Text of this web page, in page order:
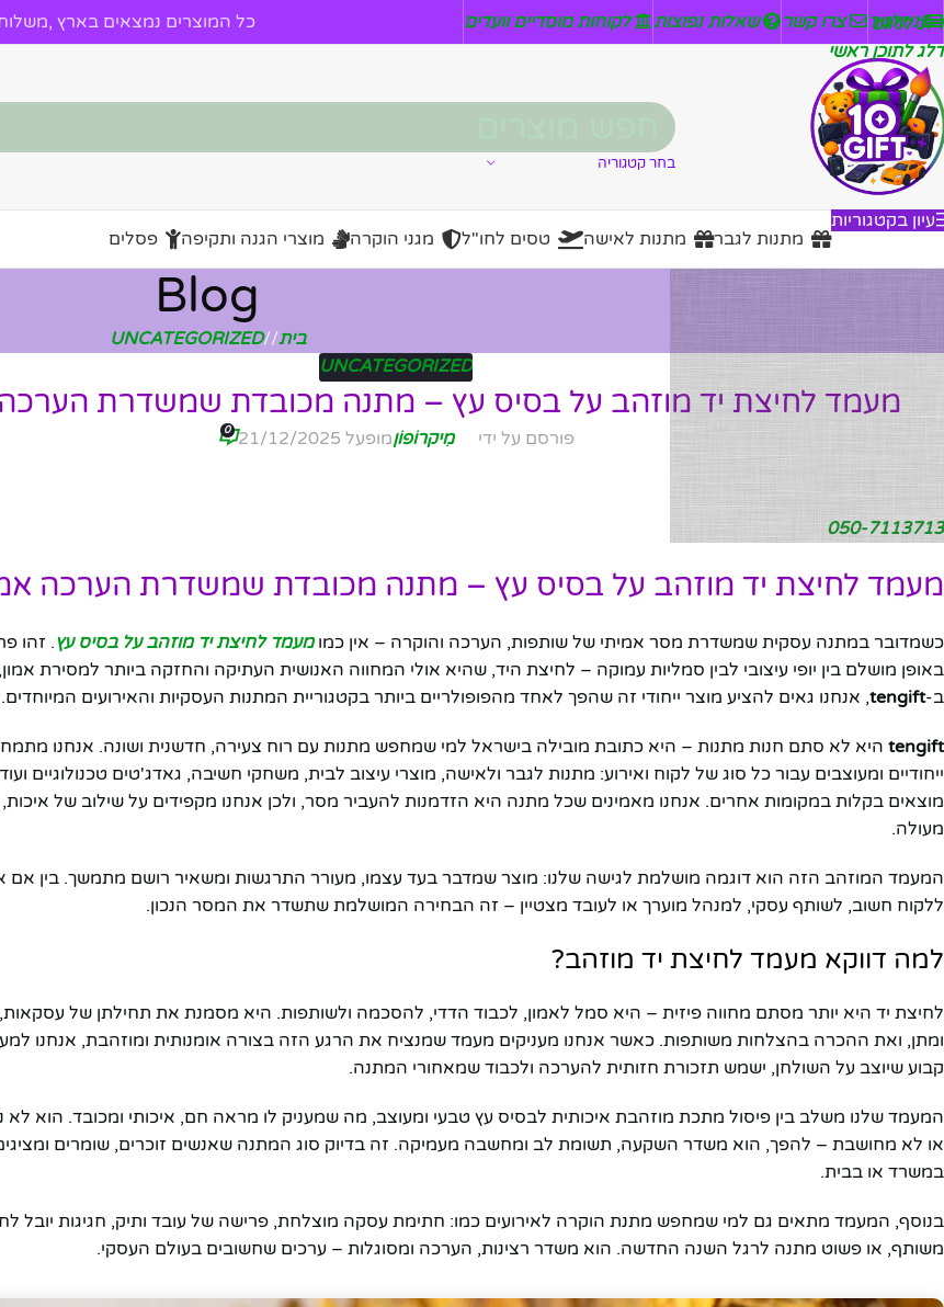
דלג לניווט
דלג לתוכן ראשי
ניזלטר צרו קשר שאלות נפוצות לקוחות מוסדיים וועדים כל המוצרים נמצאים בארץ
בחר קטגוריה
עיון בקטגוריות
מתנות לגבר
מתנות לאישה טסים לחו"ל מגני הוקרה מוצרי הגנה ותקיפה פסלים
Blog
בית/
UNCATEGORIZED
UNCATEGORIZED
מעמד לחיצת יד מוזהב על בסיס עץ – מתנה מכובדת שמשדרת
פורסם על ידי מִיקרוֹפוֹןמופעל 21/12/2025 0
050-7113713
מעמד לחיצת יד מוזהב על בסיס עץ – מתנה מכובדת שמשדרת הערכה
כשמדובר במתנה עסקית שמשדרת מסר אמיתי של שותפות, הערכה והוקרה – אין כמומעמד לחיצת יד מוזהב על בסיס עץ. זהו
באופן מושלם בין יופי עיצובי לבין סמליות עמוקה – לחיצת היד, שהיא אולי המחווה האנושית העתיקה והחזקה ביותר למסירת
ב-tengift, אנחנו גאים להציע מוצר ייחודי זה שהפך לאחד מהפופולריים ביותר בקטגוריית המתנות העסקיות והאירועים המיוחדים.
tengift היא לא סתם חנות מתנות – היא כתובת מובילה בישראל למי שמחפש מתנות עם רוח צעירה, חדשנית ושונה. אנחנו
ייחודיים ומעוצבים עבור כל סוג של לקוח ואירוע: מתנות לגבר ולאישה, מוצרי עיצוב לבית, משחקי חשיבה, גאדג'טים טכנולוגיים
מוצאים בקלות במקומות אחרים. אנחנו מאמינים שכל מתנה היא הזדמנות להעביר מסר, ולכן אנחנו מקפידים על שילוב של איכות,
מעולה.
המעמד המוזהב הזה הוא דוגמה מושלמת לגישה שלנו: מוצר שמדבר בעד עצמו, מעורר התרגשות ומשאיר רושם מתמשך. בין
ללקוח חשוב, לשותף עסקי, למנהל מוערך או לעובד מצטיין – זה הבחירה המושלמת שתשדר את המסר הנכון.
למה דווקא מעמד לחיצת יד מוזהב?
לחיצת יד היא יותר מסתם מחווה פיזית – היא סמל לאמון, לכבוד הדדי, להסכמה ולשותפות. היא מסמנת את תחילתן של
ומתן, ואת ההכרה בהצלחות משותפות. כאשר אנחנו מעניקים מעמד שמנציח את הרגע הזה בצורה אומנותית ומוזהבת, אנחנו
קבוע שיוצב על השולחן, ישמש תזכורת חזותית להערכה ולכבוד שמאחורי המתנה.
המעמד שלנו משלב בין פיסול מתכת מוזהבת איכותית לבסיס עץ טבעי ומעוצב, מה שמעניק לו מראה חם, איכותי ומכובד. הוא לא
או לא מחושבת – להפך, הוא משדר השקעה, תשומת לב ומחשבה מעמיקה. זה בדיוק סוג המתנה שאנשים זוכרים, שומרים
במשרד או בבית.
בנוסף, המעמד מתאים גם למי שמחפש מתנת הוקרה לאירועים כמו: חתימת עסקה מוצלחת, פרישה של עובד ותיק, חגיגות יובל
משותף, או פשוט מתנה לרגל השנה החדשה. הוא משדר רצינות, הערכה ומסוגלות – ערכים שחשובים בעולם העסקי.